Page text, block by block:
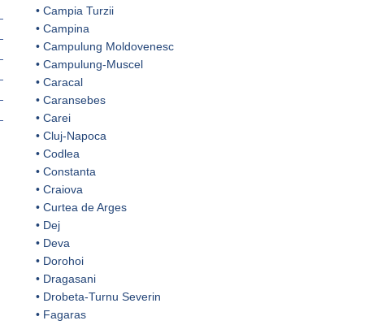
• Campia Turzii
• Campina
• Campulung Moldovenesc
• Campulung-Muscel
• Caracal
• Caransebes
• Carei
• Cluj-Napoca
• Codlea
• Constanta
• Craiova
• Curtea de Arges
• Dej
• Deva
• Dorohoi
• Dragasani
• Drobeta-Turnu Severin
• Fagaras